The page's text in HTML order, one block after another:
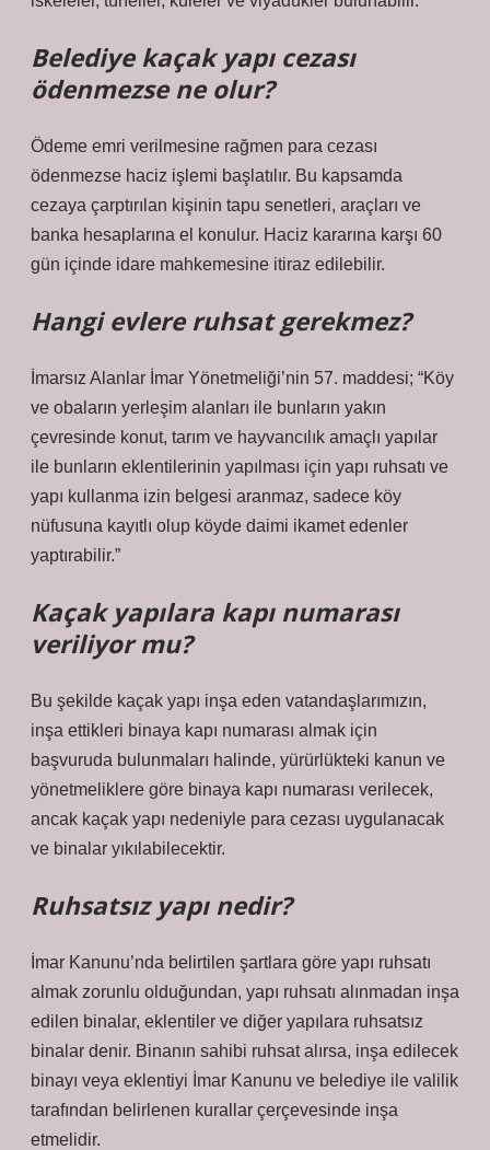
Belediye kaçak yapı cezası
ödenmezse ne olur?
Ödeme emri verilmesine rağmen para cezası
ödenmezse haciz işlemi başlatılır. Bu kapsamda
cezaya çarptırılan kişinin tapu senetleri, araçları ve
banka hesaplarına el konulur. Haciz kararına karşı 60
gün içinde idare mahkemesine itiraz edilebilir.
Hangi evlere ruhsat gerekmez?
İmarsız Alanlar İmar Yönetmeliği’nin 57. maddesi; “Köy
ve obaların yerleşim alanları ile bunların yakın
çevresinde konut, tarım ve hayvancılık amaçlı yapılar
ile bunların eklentilerinin yapılması için yapı ruhsatı ve
yapı kullanma izin belgesi aranmaz, sadece köy
nüfusuna kayıtlı olup köyde daimi ikamet edenler
yaptırabilir.”
Kaçak yapılara kapı numarası
veriliyor mu?
Bu şekilde kaçak yapı inşa eden vatandaşlarımızın,
inşa ettikleri binaya kapı numarası almak için
başvuruda bulunmaları halinde, yürürlükteki kanun ve
yönetmeliklere göre binaya kapı numarası verilecek,
ancak kaçak yapı nedeniyle para cezası uygulanacak
ve binalar yıkılabilecektir.
Ruhsatsız yapı nedir?
İmar Kanunu’nda belirtilen şartlara göre yapı ruhsatı
almak zorunlu olduğundan, yapı ruhsatı alınmadan inşa
edilen binalar, eklentiler ve diğer yapılara ruhsatsız
binalar denir. Binanın sahibi ruhsat alırsa, inşa edilecek
binayı veya eklentiyi İmar Kanunu ve belediye ile valilik
tarafından belirlenen kurallar çerçevesinde inşa
etmelidir.